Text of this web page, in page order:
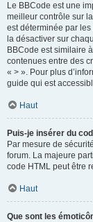
Le BBCode est une
meilleur contrôle sur
est déterminée par
la désactiver sur
BBCode est similaire
contenues entre des
« > ». Pour plus
guide qui est
Haut
Puis-je insérer du
Par mesure de
forum. La majeure
code HTML peut être
Haut
Que sont les